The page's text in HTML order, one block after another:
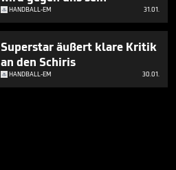
HANDBALL-EM 31.01.
Superstar äußert klare Kritik
an den Schiris
HANDBALL-EM 30.01.